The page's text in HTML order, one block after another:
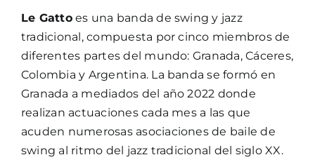
Le Gattoes una banda de swing y jazz
tradicional, compuesta por cinco miembros de
diferentes partes del mundo: Granada, Cáceres,
Colombia y Argentina. La banda se formó en
Granada a mediados del año 2022 donde
realizan actuaciones cada mes a las que
acuden numerosas asociaciones de baile de
swing al ritmo del jazz tradicional del siglo XX.